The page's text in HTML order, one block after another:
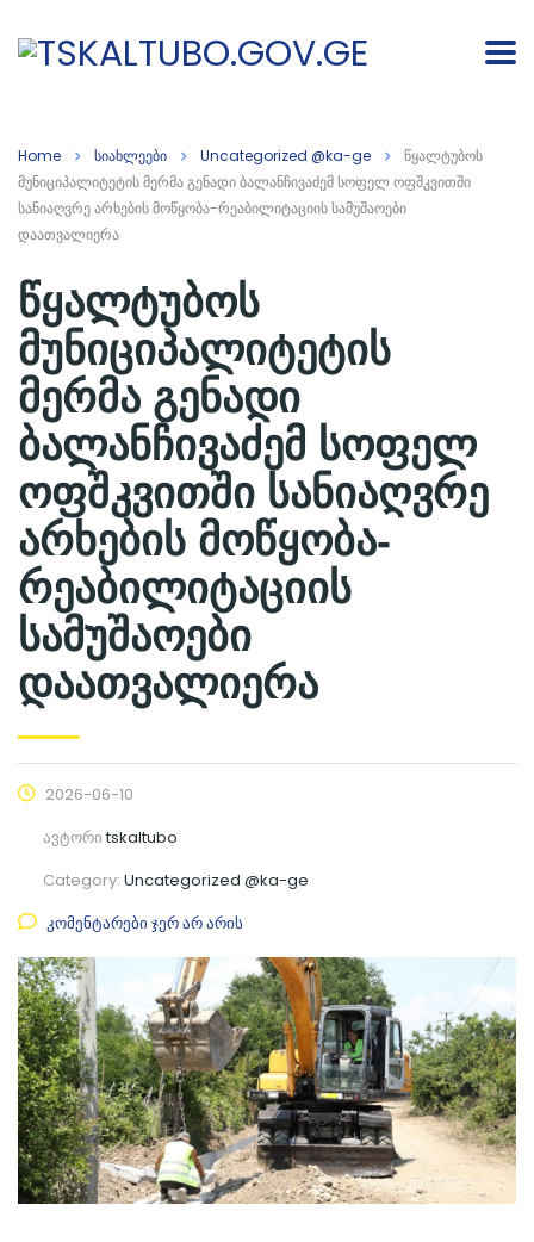
Home სიახლეები Uncategorized @ka-ge
წყალტუბოს
მუნიციპალიტეტის მერმა გენადი ბალანჩივაძემ სოფელ ოფშკვითში
სანიაღვრე არხების მოწყობა-რეაბილიტაციის სამუშაოები
დაათვალიერა
წყალტუბოს
მუნიციპალიტეტის
მერმა გენადი
ბალანჩივაძემ სოფელ
ოფშკვითში სანიაღვრე
არხების მოწყობა-
რეაბილიტაციის
სამუშაოები
დაათვალიერა
2026-06-10
ავტორიtskaltubo
Category: Uncategorized @ka-ge
კომენტარები ჯერ არ არის